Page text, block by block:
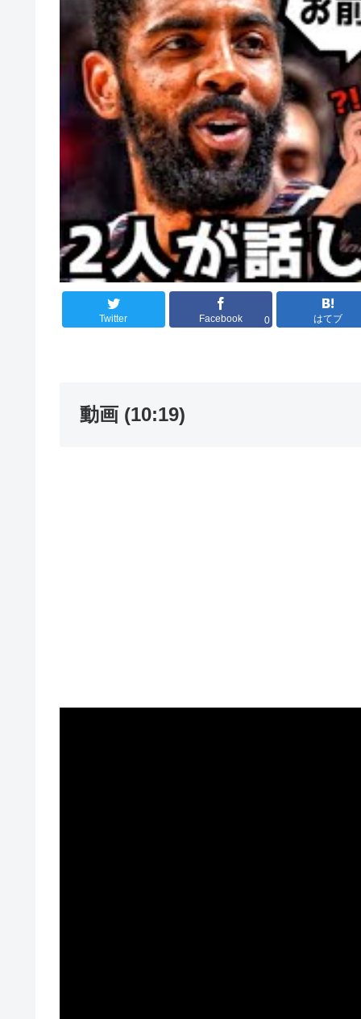
Twitter Facebook 0 はてブ
動画 (10:19)